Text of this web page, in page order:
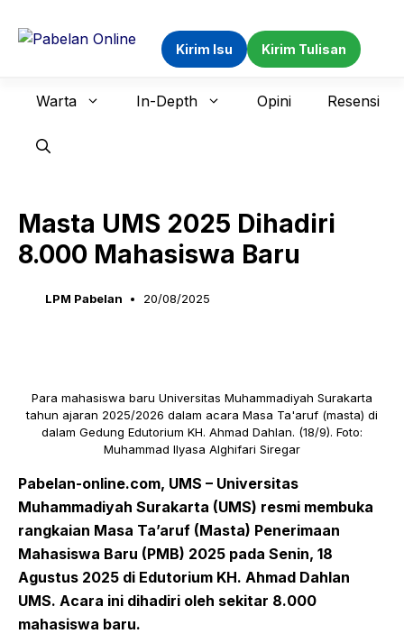
Kirim Isu Kirim Tulisan
Warta In-Depth Opini Resensi
Masta UMS 2025 Dihadiri
8.000 Mahasiswa Baru
LPM Pabelan 20/08/2025
Para mahasiswa baru Universitas Muhammadiyah Surakarta
tahun ajaran 2025/2026 dalam acara Masa Ta'aruf (masta) di
dalam Gedung Edutorium KH. Ahmad Dahlan. (18/9). Foto:
Muhammad Ilyasa Alghifari Siregar
Pabelan-online.com, UMS – Universitas
Muhammadiyah Surakarta (UMS) resmi membuka
rangkaian Masa Ta’aruf (Masta) Penerimaan
Mahasiswa Baru (PMB) 2025 pada Senin, 18
Agustus 2025 di Edutorium KH. Ahmad Dahlan
UMS. Acara ini dihadiri oleh sekitar 8.000
mahasiswa baru.